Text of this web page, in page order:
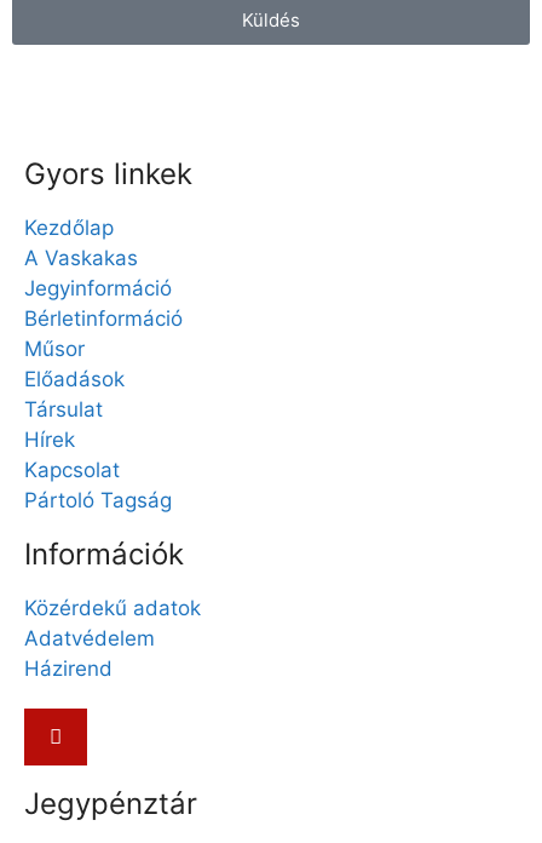
Küldés
Gyors linkek
Kezdőlap
A Vaskakas
Jegyinformáció
Bérletinformáció
Műsor
Előadások
Társulat
Hírek
Kapcsolat
Pártoló Tagság
Információk
Közérdekű adatok
Adatvédelem
Házirend
Jegypénztár